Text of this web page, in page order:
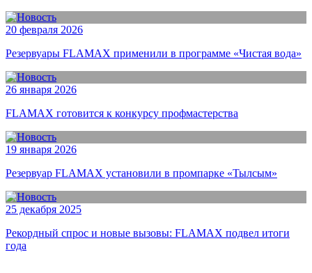
20 февраля 2026
Резервуары FLAMAX применили в программе «Чистая вода»
26 января 2026
FLAMAX готовится к конкурсу профмастерства
19 января 2026
Резервуар FLAMAX установили в промпарке «Тылсым»
25 декабря 2025
Рекордный спрос и новые вызовы: FLAMAX подвел итоги
года